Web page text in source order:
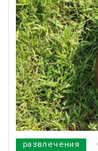
развлечения